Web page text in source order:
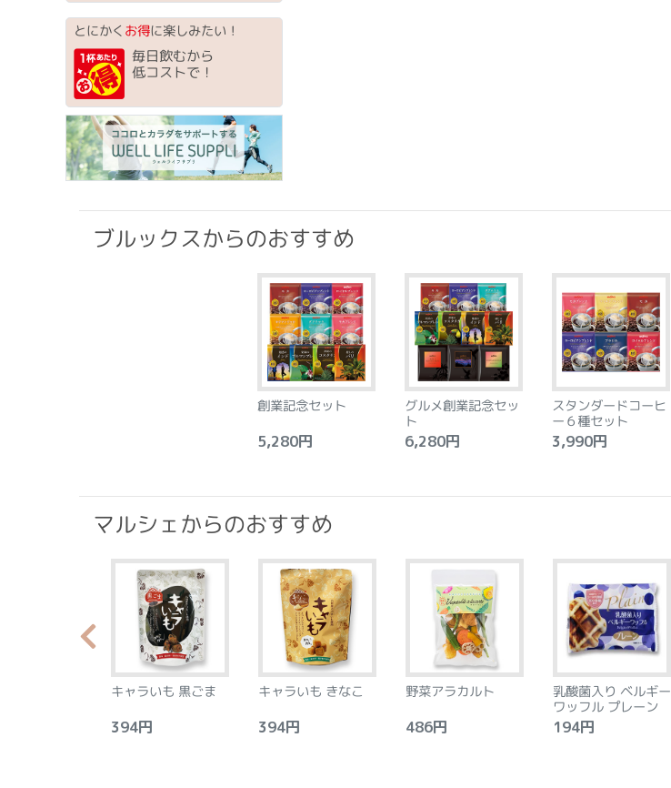
とにかくお得に楽しみたい！
毎日飲むから
低コストで！
ブルックスからのおすすめ
創業記念セット
5,280円
グルメ創業記念セッ
ト
6,280円
スタンダードコーヒ
ー６種セット
3,990円
マルシェからのおすすめ
キャラいも 黒ごま
394円
キャラいも きなこ
394円
野菜アラカルト
486円
乳酸菌入り ベルギー
ワッフル プレーン
194円